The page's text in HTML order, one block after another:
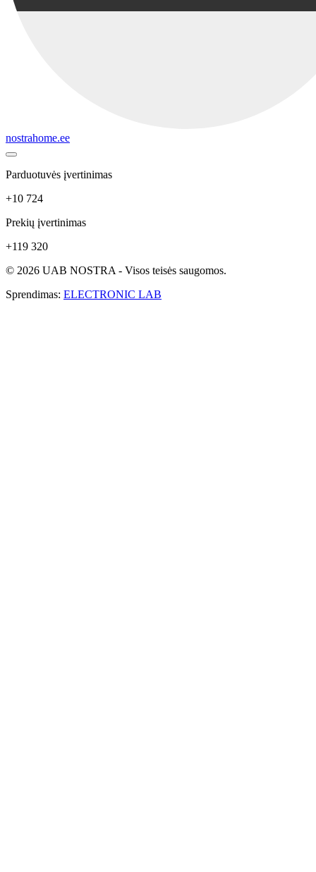
nostrahome.ee
Parduotuvės įvertinimas
+10 724
Prekių įvertinimas
+119 320
© 2026 UAB NOSTRA - Visos teisės saugomos.
Sprendimas: ELECTRONIC LAB